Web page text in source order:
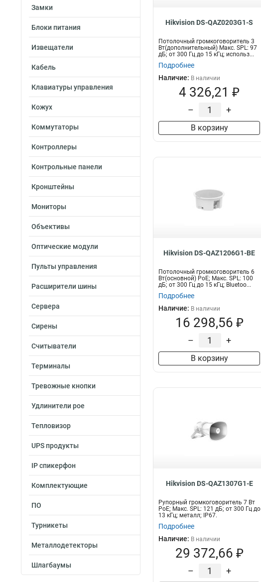
Замки
Блоки питания
Извещатели
Кабель
Клавиатуры управления
Кожух
Коммутаторы
Контроллеры
Контрольные панели
Кронштейны
Мониторы
Объективы
Оптические модули
Пульты управления
Расширители шины
Сервера
Сирены
Считыватели
Терминалы
Тревожные кнопки
Удлинители poe
Тепловизор
UPS продукты
IP спикерфон
Комплектующие
ПО
Турникеты
Металлодетекторы
Шлагбаумы
Hikvision DS-QAZ0203G1-S
Потолочный громкоговоритель 3
Вт(дополнительный) Макс. SPL: 97
дБ; от 300 Гц до 15 кГц; использ...
Подробнее
Наличие: В наличии
4 326,21 ₽
– +
В корзину
Hikvision DS-QAZ1206G1-BE
Потолочный громкоговоритель 6
Вт(основной) PoE; Макс. SPL: 100
дБ; от 300 Гц до 15 кГц; Bluetoo...
Подробнее
Наличие: В наличии
16 298,56 ₽
– +
В корзину
Hikvision DS-QAZ1307G1-E
Рупорный громкоговоритель 7 Вт
PoE; Макс. SPL: 121 дБ; от 300 Гц до
13 кГц; металл; IP67.
Подробнее
Наличие: В наличии
29 372,66 ₽
– +